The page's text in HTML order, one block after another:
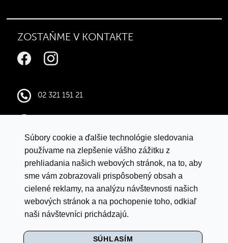
Súbory cookie a ďalšie technológie sledovania
používame na zlepšenie vášho zážitku z
prehliadania našich webových stránok, na to, aby
sme vám zobrazovali prispôsobený obsah a
cielené reklamy, na analýzu návštevnosti našich
webových stránok a na pochopenie toho, odkiaľ
naši návštevníci prichádzajú.
SÚHLASÍM
ZOSTAŇME V KONTAKTE
02 321 151 21
Google mapy
VYHLÁSENIE O OCHRANE ÚDAJOV
LETNÁ SÚŤAŽ S ISTYLE
PRAVIDLÁ SÚŤAŽE „BACK TO SCHOOL"